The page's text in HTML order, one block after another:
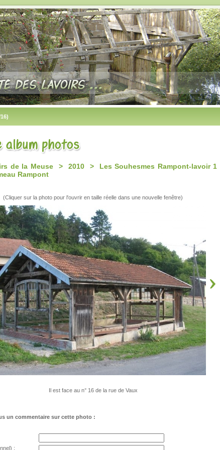
16)
de la Meuse > 2010 > Les Souhesmes Rampont-lavoir 1
Rampont
(Cliquer sur la photo pour l'ouvrir en taille réelle dans une nouvelle fenêtre)
Il est face au n° 16 de la rue de Vaux
un commentaire sur cette photo :
: